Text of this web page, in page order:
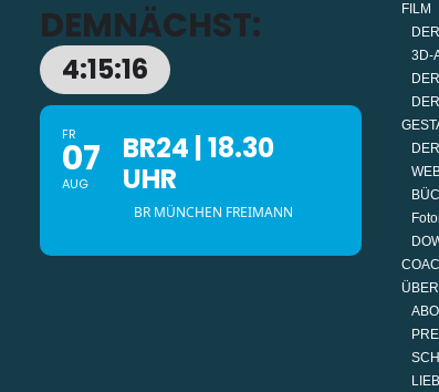
DEMNÄCHST:
4:15:16
FR
07
AUG
BR24 | 18.30
UHR
BR MÜNCHEN FREIMANN
FILM
3D-